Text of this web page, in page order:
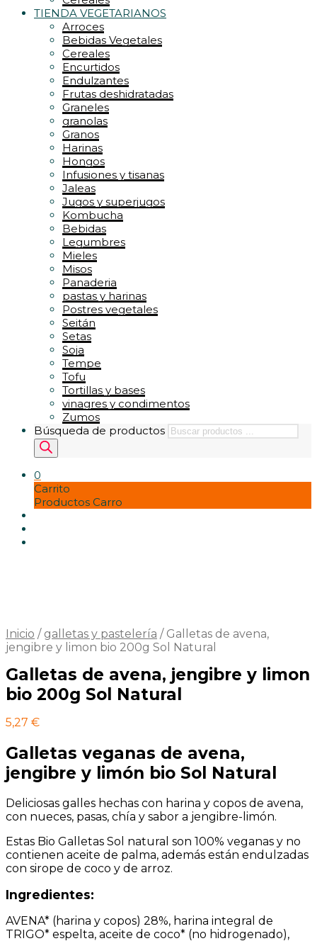
TIENDA VEGETARIANOS
Arroces
Bebidas Vegetales
Cereales
Encurtidos
Endulzantes
Frutas deshidratadas
Graneles
granolas
Granos
Harinas
Hongos
Infusiones y tisanas
Jaleas
Jugos y superjugos
Kombucha
Bebidas
Legumbres
Mieles
Misos
Panaderia
pastas y harinas
Postres vegetales
Seitán
Setas
Soja
Tempe
Tofu
Tortillas y bases
vinagres y condimentos
Zumos
Búsqueda de productos
0
Carrito
Productos Carro
Inicio / galletas y pastelería /Galletas de avena,
jengibre y limon bio 200g Sol Natural
Galletas de avena, jengibre y limon
bio 200g Sol Natural
5,27 €
Galletas veganas de avena,
jengibre y limón bio Sol Natural
Deliciosas galles hechas con harina y copos de avena,
con nueces, pasas, chía y sabor a jengibre-limón.
Estas Bio Galletas Sol natural son 100% veganas y no
contienen aceite de palma, además están endulzadas
con sirope de coco y de arroz.
Ingredientes:
AVENA* (harina y copos) 28%, harina integral de
TRIGO* espelta, aceite de coco* (no hidrogenado),